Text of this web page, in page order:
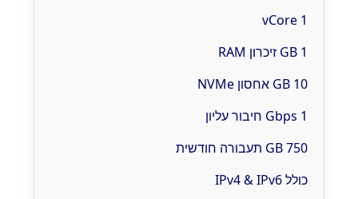
1 vCore
1 GB זיכרון RAM
10 GB אחסון NVMe
1 Gbps חיבור עליון
750 GB תעבורה חודשית
כולל IPv4 & IPv6